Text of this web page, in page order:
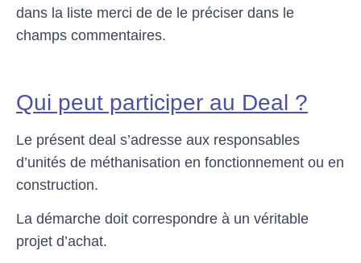
dans la liste merci de de le préciser dans le
champs commentaires.
Qui peut participer au Deal ?
Le présent deal s’adresse aux responsables
d’unités de méthanisation en fonctionnement ou en
construction.
La démarche doit correspondre à un véritable
projet d’achat.